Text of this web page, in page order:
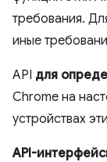
требования.
иные
API для
Chrome на
устройствах
API-